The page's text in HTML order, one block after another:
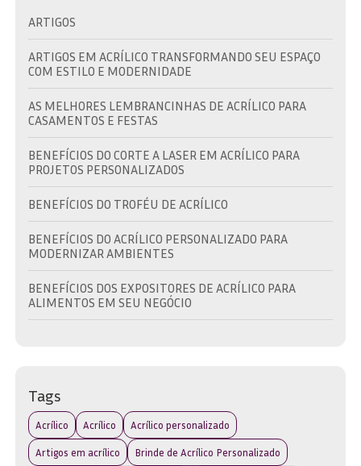
ARTIGOS
ARTIGOS EM ACRÍLICO TRANSFORMANDO SEU ESPAÇO
COM ESTILO E MODERNIDADE
AS MELHORES LEMBRANCINHAS DE ACRÍLICO PARA
CASAMENTOS E FESTAS
BENEFÍCIOS DO CORTE A LASER EM ACRÍLICO PARA
PROJETOS PERSONALIZADOS
BENEFÍCIOS DO TROFÉU DE ACRÍLICO
BENEFÍCIOS DO ACRÍLICO PERSONALIZADO PARA
MODERNIZAR AMBIENTES
BENEFÍCIOS DOS EXPOSITORES DE ACRÍLICO PARA
ALIMENTOS EM SEU NEGÓCIO
SUA MARCA E EVENTO
BRINDE EM ACRÍLICO: DESCUBRA AS MELHORES OPÇÕES
PARA SUA MARCA
Tags
Acrílico Acrílico Acrílico personalizado
Artigos em acrílico Brinde de Acrílico Personalizado